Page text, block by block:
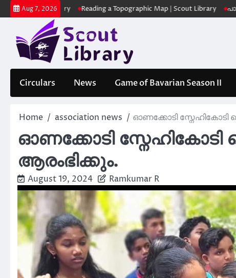
Skip
to
Aug 7, 2026
Library Reading a Topographic Map | Scout Library പാദമുദ്രകൾ
Circulars News Game of Bavarian Season II
Home association news ഓണക്കോടി സ്നേഹികോടി
ഓണക്കോടി സ്നേഹികോടി
ആരംഭിക്കും.
August 19, 2024 Ramkumar R